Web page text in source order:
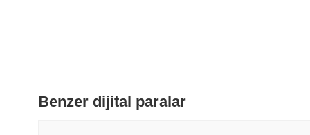
Benzer dijital paralar